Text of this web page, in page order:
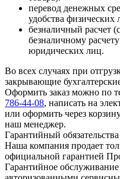
перевод денежных
удобства физических
безналичный расчет
безналичному
юридических лиц.
Во всех случаях при
закрывающие
Оформить заказ можно по
786-44-08, написать на
или оформить через
наш менеджер.
Гарантийный обязательства
Наша компания продает
официальной гарантией
Гарантийное обслуживание